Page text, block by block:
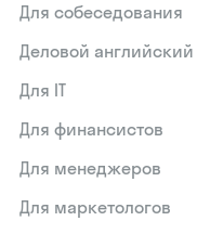
Для собеседования
Деловой английский
Для IT
Для финансистов
Для менеджеров
Для маркетологов